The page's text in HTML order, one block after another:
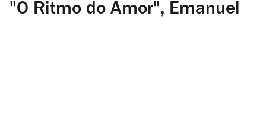
"O Ritmo do Amor", Emanuel